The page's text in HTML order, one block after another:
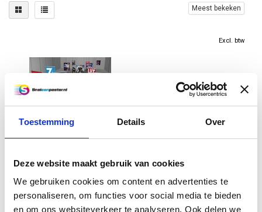
Toestemming Details Over
Deze website maakt gebruik van cookies
We gebruiken cookies om content en advertenties te
personaliseren, om functies voor social media te bieden
en om ons websiteverkeer te analyseren. Ook delen we
Meest bekeken
Uw poster laten opmaken en
€35,00
Informatie
Excl. btw